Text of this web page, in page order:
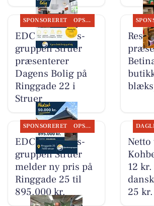
SPONSORERET OPSLAGSTAVLEN
EDC Ejen­doms­
grup­pen Struer
præsenterer
Dagens Bolig på
Ringgade 22 i
Struer
SPONSORERET OPSLAGSTAVLEN
EDC Ejen­doms­
grup­pen Struer
melder ny pris på
Ringgade 25 til
895.000 kr.
12
25 kr.